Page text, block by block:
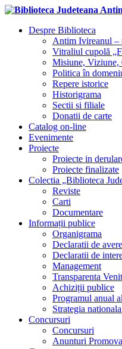
Despre Biblioteca
Antim Ivireanul –
Vitraliul cupolă
Misiune, Viziune,
Politica în
Repere istorice
Historigrama
Sectii si filiale
Donatii de carte
Catalog on-line
Evenimente
Proiecte
Proiecte in
Proiecte finalizate
Colectia „Biblioteca
Reviste
Carti
Documentare
Informații publice
Organigrama
Declaratii de avere
Declaratii de
Management
Transparenta
Achiziții publice
Programul anual
Strategia
Concursuri
Concursuri
Anunturi